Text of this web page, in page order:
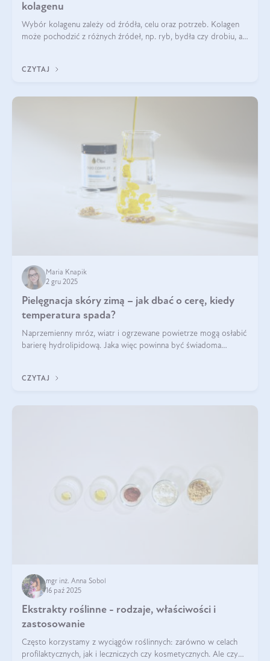
kolagenu
Wybór kolagenu zależy od źródła, celu oraz potrzeb. Kolagen
może pochodzić z różnych źródeł, np. ryb, bydła czy drobiu, a
bydlęcy.
CZYTAJ
Maria Knapik
2 gru 2025
Pielęgnacja skóry zimą – jak dbać o cerę, kiedy
temperatura spada?
Naprzemienny mróz, wiatr i ogrzewane powietrze mogą osłabić
barierę hydrolipidową. Jaka więc powinna być świadoma
CZYTAJ
mgr inż. Anna Sobol
16 paź 2025
Ekstrakty roślinne - rodzaje, właściwości i
zastosowanie
Często korzystamy z wyciągów roślinnych: zarówno w celach
profilaktycznych, jak i leczniczych czy kosmetycznych. Ale czy